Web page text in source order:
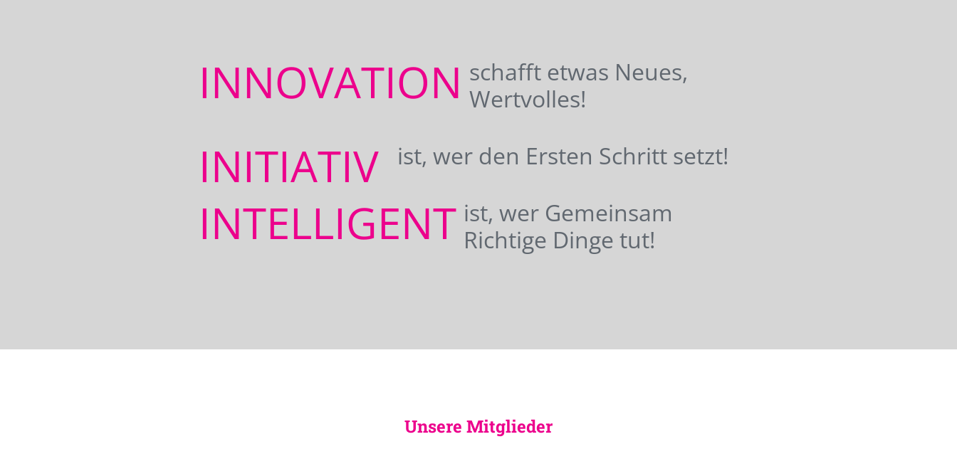
INNOVATION schafft etwas Neues,
Wertvolles!
INITIATIV ist, wer den Ersten Schritt setzt!
INTELLIGENT ist, wer Gemeinsam
Richtige Dinge tut!
Unsere Mitglieder